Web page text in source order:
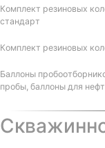
Комплект резиновых
стандарт
Комплект резиновых
Баллоны
пробы, баллоны для